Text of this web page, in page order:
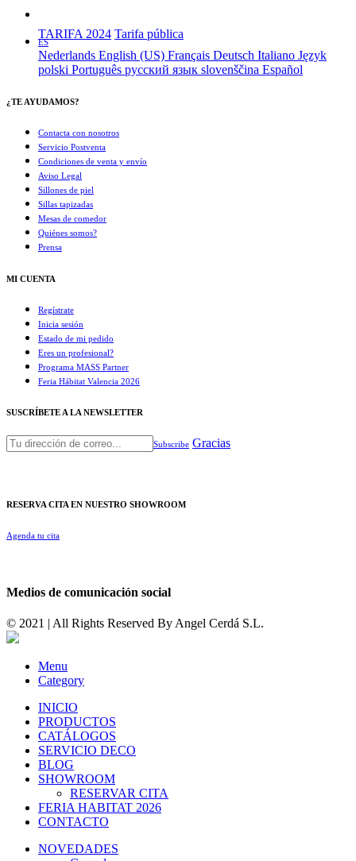
TARIFA 2024 Tarifa pública
ES
Nederlands English (US) Français Deutsch Italiano Język
polski Português русский язык slovenščina Español
¿TE AYUDAMOS?
Contacta con nosotros
Servicio Postventa
Condiciones de venta y envío
Aviso Legal
Sillones de piel
Sillas tapizadas
Mesas de comedor
Quiénes somos?
Prensa
MI CUENTA
Regístrate
Inicia sesión
Estado de mi pedido
Eres un profesional?
Programa MASS Partner
Feria Hábitat Valencia 2026​
SUSCRÍBETE A LA NEWSLETTER
Subscribe Gracias
RESERVA CITA EN NUESTRO SHOWROOM
Agenda tu cita
Medios de comunicación social
© 2021 | All Rights Reserved By Angel Cerdá S.L.
Menu
Category
INICIO
PRODUCTOS
CATÁLOGOS
SERVICIO DECO
BLOG
SHOWROOM
RESERVAR CITA
FERIA HABITAT 2026
CONTACTO
NOVEDADES